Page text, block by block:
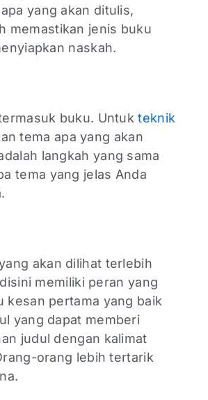
yang akan ditulis,
memastikan jenis buku
naskah.
buku. Untukteknik
tema apa yang akan
langkah yang sama
tema yang jelas Anda
akan dilihat terlebih
memiliki peran yang
pertama yang baik
yang dapat memberi
judul dengan kalimat
orang lebih tertarik